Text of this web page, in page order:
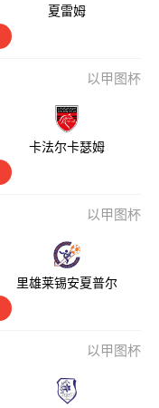
夏雷姆
以甲图杯
卡法尔卡瑟姆
以甲图杯
里雄莱锡安夏普尔
以甲图杯